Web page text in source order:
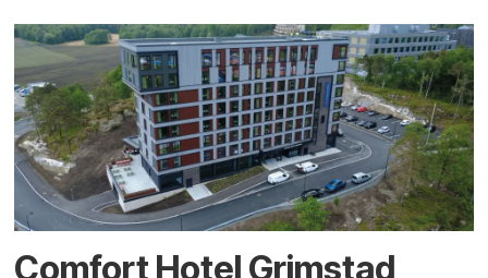
Comfort Hotel Grimstad